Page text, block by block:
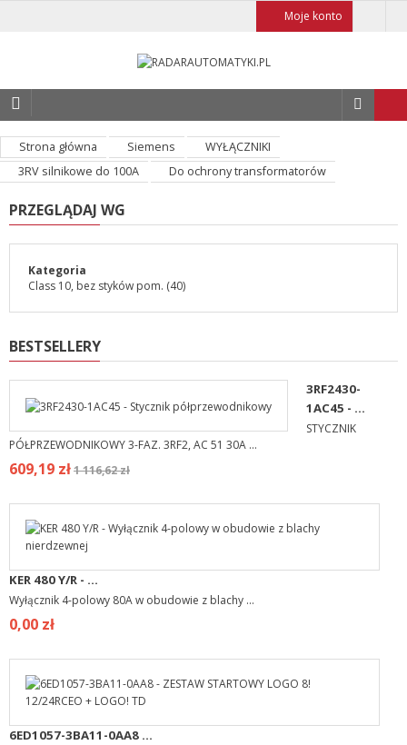
Moje konto
Strona główna Siemens
WYŁĄCZNIKI
3RV silnikowe do 100A
Do ochrony transformatorów
PRZEGLĄDAJ WG
Kategoria
Class 10, bez styków pom. (40)
BESTSELLERY
3RF2430-
1AC45 - ...
STYCZNIK
PÓŁPRZEWODNIKOWY 3-FAZ. 3RF2, AC 51 30A ...
609,19 zł1 116,62 zł
KER 480 Y/R - ...
Wyłącznik 4-polowy 80A w obudowie z blachy ...
0,00 zł
6ED1057-3BA11-0AA8 ...